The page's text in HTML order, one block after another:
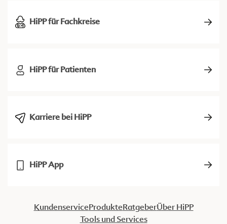
HiPP für Fachkreise
HiPP für Patienten
Karriere bei HiPP
HiPP App
KundenserviceProdukteRatgeberÜber HiPP
Tools und Services